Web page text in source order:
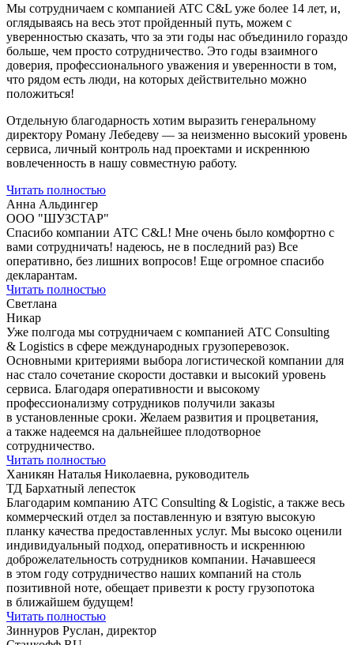
Мы сотрудничаем с компанией ATC C&L уже более 14 лет, и,
оглядываясь на весь этот пройденный путь, можем с
уверенностью сказать, что за эти годы нас объединило гораздо
больше, чем просто сотрудничество. Это годы взаимного
доверия, профессионального уважения и уверенности в том,
что рядом есть люди, на которых действительно можно
положиться!
Отдельную благодарность хотим выразить генеральному
директору Роману Лебедеву — за неизменно высокий уровень
сервиса, личный контроль над проектами и искреннюю
вовлеченность в нашу совместную работу.
Читать полностью
Анна Альдингер
ООО "ШУЗСТАР"
Спасибо компании АТС С&L! Мне очень было комфортно с
вами сотрудничать! надеюсь, не в последний раз) Все
оперативно, без лишних вопросов! Еще огромное спасибо
декларантам.
Читать полностью
Светлана
Никар
Уже полгода мы сотрудничаем с компанией ATC Consulting
& Logistics в сфере международных грузоперевозок.
Основными критериями выбора логистической компании для
нас стало сочетание скорости доставки и высокий уровень
сервиса. Благодаря оперативности и высокому
профессионализму сотрудников получили заказы
в установленные сроки. Желаем развития и процветания,
а также надеемся на дальнейшее плодотворное
сотрудничество.
Читать полностью
Ханикян Наталья Николаевна, руководитель
ТД Бархатный лепесток
Благодарим компанию АТС Consulting & Logistic, а также весь
коммерческий отдел за поставленную и взятую высокую
планку качества предоставленных услуг. Мы высоко оценили
индивидуальный подход, оперативность и искреннюю
доброжелательность сотрудников компании. Начавшееся
в этом году сотрудничество наших компаний на столь
позитивной ноте, обещает привезти к росту грузопотока
в ближайшем будущем!
Читать полностью
Зиннуров Руслан, директор